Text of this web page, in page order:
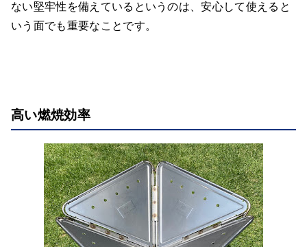
ない堅牢性を備えているというのは、安心して使えると
いう面でも重要なことです。
高い燃焼効率